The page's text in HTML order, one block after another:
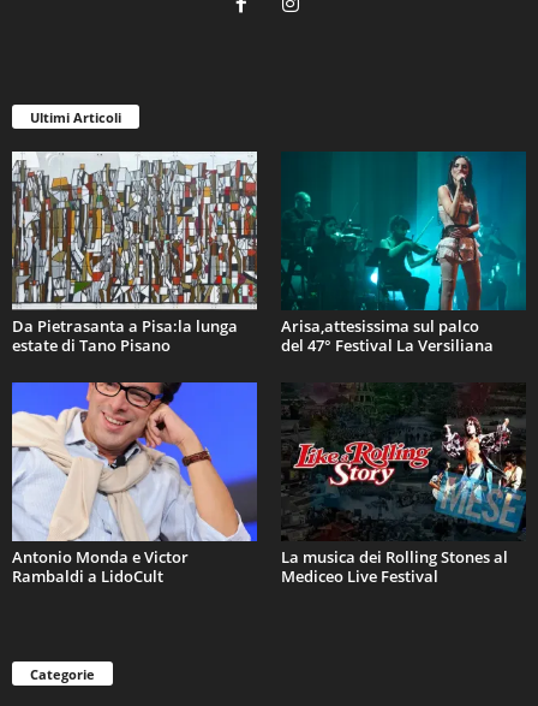
Ultimi Articoli
Da Pietrasanta a Pisa:la lunga
estate di Tano Pisano
Arisa,attesissima sul palco
del 47° Festival La Versiliana
Antonio Monda e Victor
Rambaldi a LidoCult
La musica dei Rolling Stones al
Mediceo Live Festival
Categorie